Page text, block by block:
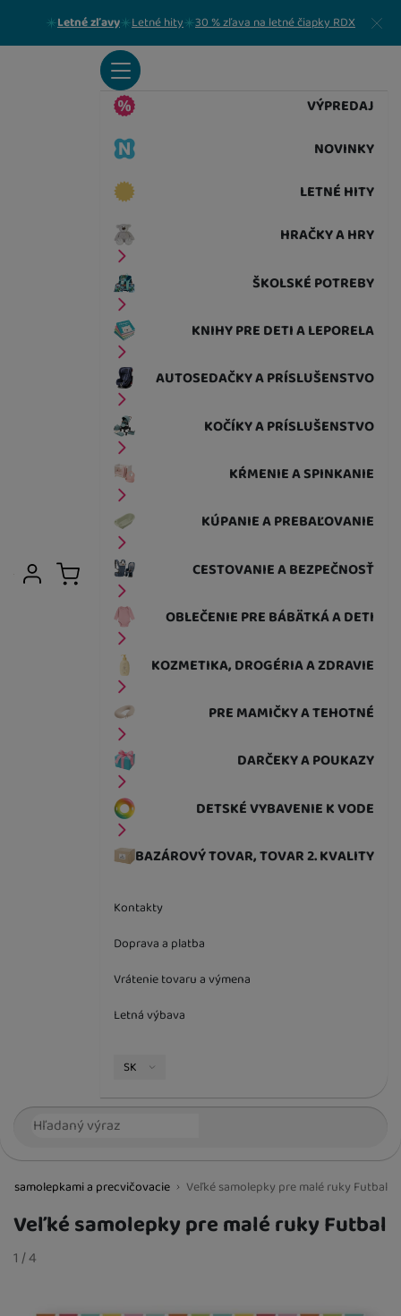
Letné zľavy Letné hity 30 % zľava na letné čiapky RDX Zavrieť
VÝPREDAJ
NOVINKY
LETNÉ HITY
HRAČKY A HRY
ŠKOLSKÉ POTREBY
KNIHY PRE DETI A LEPORELA
AUTOSEDAČKY A PRÍSLUŠENSTVO
KOČÍKY A PRÍSLUŠENSTVO
KŔMENIE A SPINKANIE
KÚPANIE A PREBAĽOVANIE
CESTOVANIE A BEZPEČNOSŤ
OBLEČENIE PRE BÁBÄTKÁ A DETI
KOZMETIKA, DROGÉRIA A ZDRAVIE
PRE MAMIČKY A TEHOTNÉ
DARČEKY A POUKAZY
DETSKÉ VYBAVENIE K VODE
BAZÁROVÝ TOVAR, TOVAR 2. KVALITY
Kontakty
Doprava a platba
Vrátenie tovaru a výmena
Letná výbava
Jazyková verzia
SK
Vyhľadávanie
Užívateľská sekcia
Prihlásiť sa
Košík
samolepkami a precvičovacie Veľké samolepky pre malé ruky Futbal
Veľké samolepky pre malé ruky Futbal
Fotografie
slide
1 /z
4